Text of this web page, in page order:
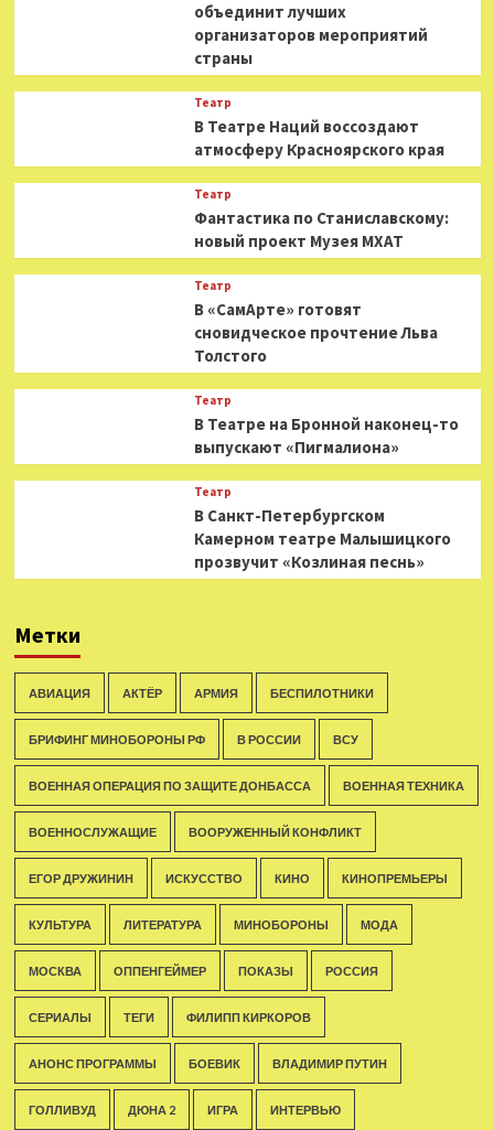
объединит лучших
организаторов мероприятий
страны
Театр
В Театре Наций воссоздают
атмосферу Красноярского края
Театр
Фантастика по Станиславскому:
новый проект Музея МХАТ
Театр
В «СамАрте» готовят
сновидческое прочтение Льва
Толстого
Театр
В Театре на Бронной наконец-то
выпускают «Пигмалиона»
Театр
В Санкт-Петербургском
Камерном театре Малышицкого
прозвучит «Козлиная песнь»
Метки
АВИАЦИЯ АКТЁР АРМИЯ БЕСПИЛОТНИКИ
БРИФИНГ МИНОБОРОНЫ РФ В РОССИИ ВСУ
ВОЕННАЯ ОПЕРАЦИЯ ПО ЗАЩИТЕ ДОНБАССА ВОЕННАЯ ТЕХНИКА
ВОЕННОСЛУЖАЩИЕ ВООРУЖЕННЫЙ КОНФЛИКТ
ЕГОР ДРУЖИНИН ИСКУССТВО КИНО КИНОПРЕМЬЕРЫ
КУЛЬТУРА ЛИТЕРАТУРА МИНОБОРОНЫ МОДА
МОСКВА ОППЕНГЕЙМЕР ПОКАЗЫ РОССИЯ
СЕРИАЛЫ ТЕГИ ФИЛИПП КИРКОРОВ
АНОНС ПРОГРАММЫ БОЕВИК ВЛАДИМИР ПУТИН
ГОЛЛИВУД ДЮНА 2 ИГРА ИНТЕРВЬЮ